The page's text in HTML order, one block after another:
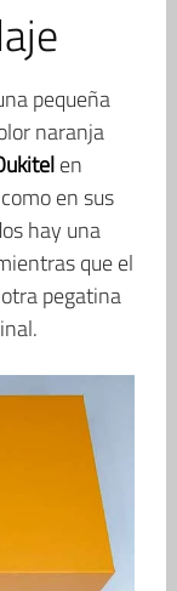
pequeña
naranja
en
en sus
hay una
que el
pegatina